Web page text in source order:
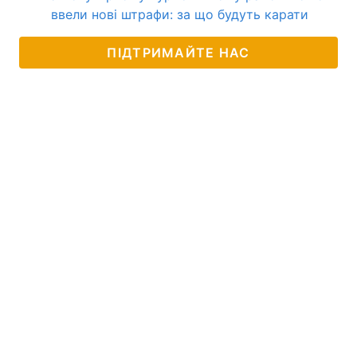
ввели нові штрафи: за що будуть карати
ПІДТРИМАЙТЕ НАС